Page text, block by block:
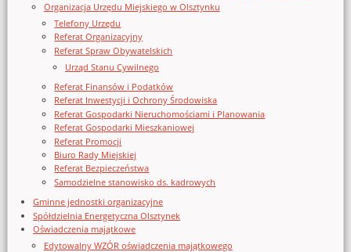
Organizacja Urzędu Miejskiego w Olsztynku
Telefony Urzędu
Referat Organizacyjny
Referat Spraw Obywatelskich
Urząd Stanu Cywilnego
Referat Finansów i Podatków
Referat Inwestycji i Ochrony Środowiska
Referat Gospodarki Nieruchomościami i Planowania
Referat Gospodarki Mieszkaniowej
Referat Promocji
Biuro Rady Miejskiej
Referat Bezpieczeństwa
Samodzielne stanowisko ds. kadrowych
Gminne jednostki organizacyjne
Spółdzielnia Energetyczna Olsztynek
Oświadczenia majątkowe
Edytowalny WZÓR oświadczenia majątkowego